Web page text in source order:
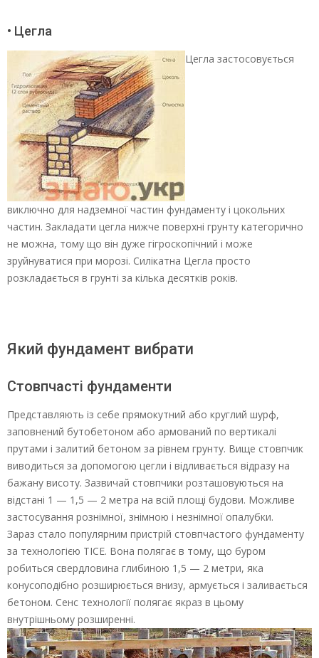
• Цегла
Цегла застосовується
виключно для надземної частин фундаменту і цокольних
частин. Закладати цегла нижче поверхні грунту категорично
не можна, тому що він дуже гігроскопічний і може
зруйнуватися при морозі. Силікатна Цегла просто
розкладається в грунті за кілька десятків років.
Який фундамент вибрати
Стовпчасті фундаменти
Представляють із себе прямокутний або круглий шурф,
заповнений бутобетоном або армований по вертикалі
прутами і залитий бетоном за рівнем грунту. Вище стовпчик
виводиться за допомогою цегли і відливається відразу на
бажану висоту. Зазвичай стовпчики розташовуються на
відстані 1 — 1,5 — 2 метра на всій площі будови. Можливе
застосування рознімної, знімною і незнімної опалубки.
Зараз стало популярним пристрій стовпчастого фундаменту
за технологією ТІСЕ. Вона полягає в тому, що буром
робиться свердловина глибиною 1,5 — 2 метри, яка
конусоподібно розширюється внизу, армується і заливається
бетоном. Сенс технології полягає якраз в цьому
внутрішньому розширенні.